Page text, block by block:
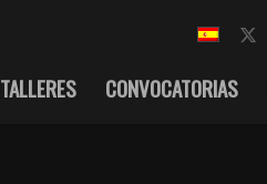
TALLERES CONVOCATORIAS